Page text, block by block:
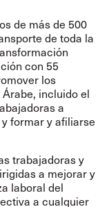
de más de 500
de toda la
con 55
los
incluido el
a
formar y afiliarse
trabajadoras y
a mejorar y
laboral del
a cualquier